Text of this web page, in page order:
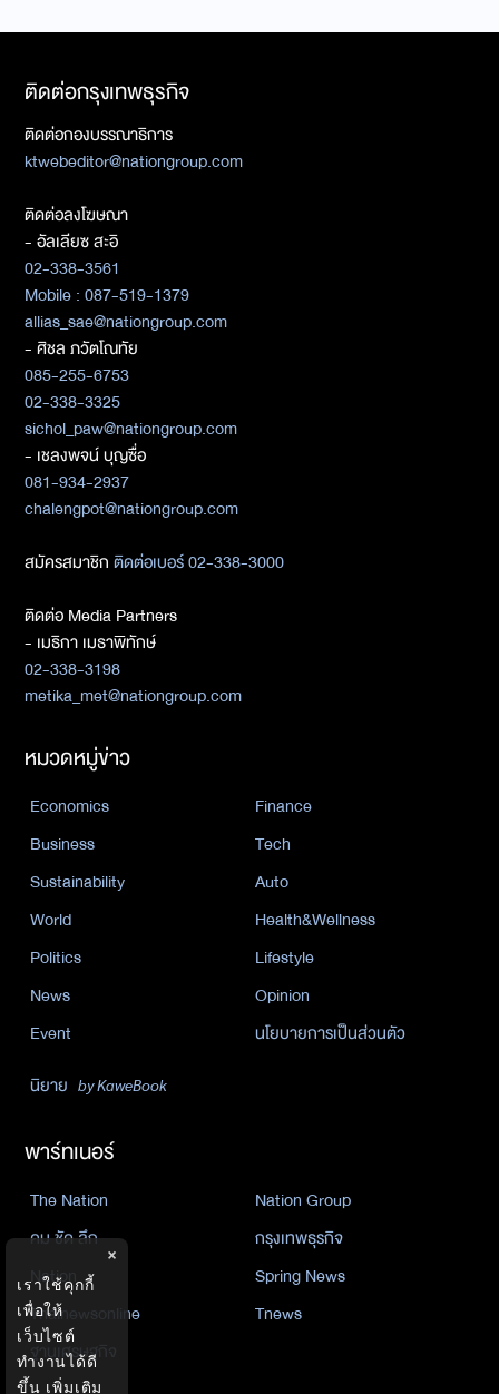
ติดต่อกรุงเทพธุรกิจ
ติดต่อกองบรรณาธิการ
ktwebeditor@nationgroup.com
ติดต่อลงโฆษณา
- อัลเลียซ สะอิ
02-338-3561
Mobile : 087-519-1379
allias_sae@nationgroup.com
- ศิชล ภวัตโณทัย
085-255-6753
02-338-3325
sichol_paw@nationgroup.com
- เชลงพจน์ บุญซื่อ
081-934-2937
chalengpot@nationgroup.com
สมัครสมาชิกติดต่อเบอร์ 02-338-3000
ติดต่อ Media Partners
- เมธิกา เมธาพิทักษ์
02-338-3198
metika_met@nationgroup.com
หมวดหมู่ข่าว
Economics
Finance
Business
Tech
Sustainability
Auto
World
Health&Wellness
Politics
Lifestyle
News
Opinion
Event
นโยบายการเป็นส่วนตัว
นิยาย by KaweBook
พาร์ทเนอร์
The Nation
Nation Group
คม ชัด ลึก
กรุงเทพธุรกิจ
Nation
Spring News
Thainewsonline
Tnews
ฐานเศรษฐกิจ
×
เราใช้คุกกี้
เพื่อให้
เว็บไซต์
ทำงานได้ดี
ขึ้น เพิ่มเติม